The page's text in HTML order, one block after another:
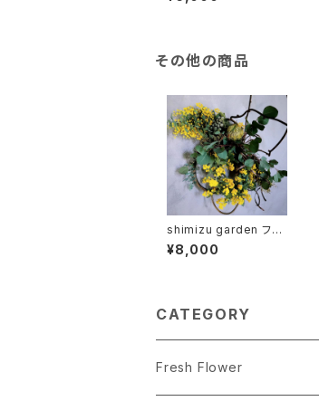
son【total gardenコ
その他の商品
shimizu garden フレ
ッシュ&ドライ リース
¥8,000
CATEGORY
Fresh Flower